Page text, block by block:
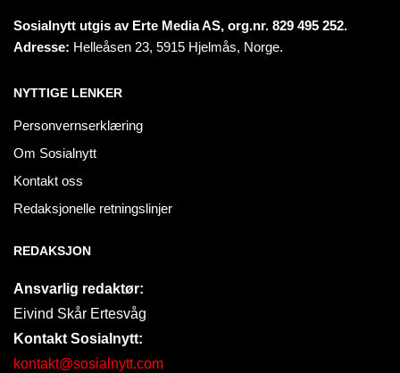
Sosialnytt utgis av Erte Media AS, org.nr. 829 495 252.
Adresse: Helleåsen 23, 5915 Hjelmås, Norge.
NYTTIGE LENKER
Personvernserklæring
Om Sosialnytt
Kontakt oss
Redaksjonelle retningslinjer
REDAKSJON
Ansvarlig redaktør:
Eivind Skår Ertesvåg
Kontakt Sosialnytt:
kontakt@sosialnytt.com